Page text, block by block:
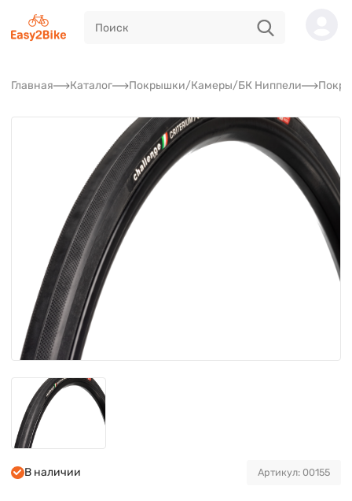
Главная Каталог Покрышки/Камеры/БК Ниппели
В наличии Артикул: 00155